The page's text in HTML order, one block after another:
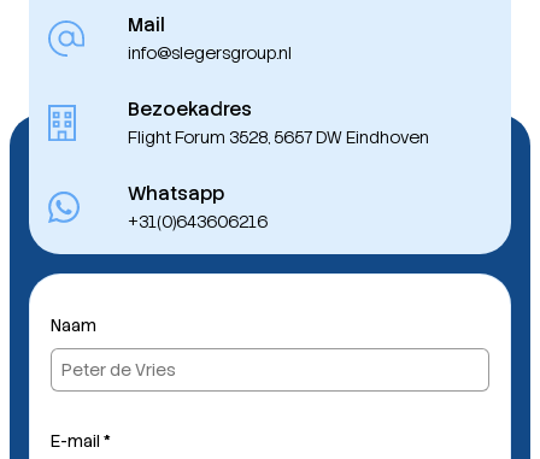
Mail
info@slegersgroup.nl
Bezoekadres
Flight Forum 3528, 5657 DW Eindhoven
Whatsapp
+31(0)643606216
a
a
m
-
Naam
E-mail *